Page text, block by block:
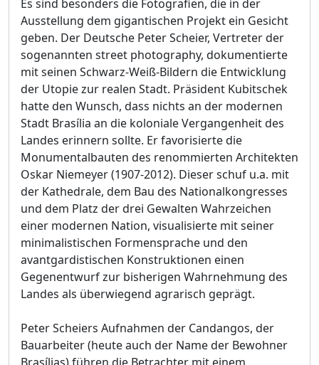
Es sind besonders die Fotografien, die in der
Ausstellung dem gigantischen Projekt ein Gesicht
geben. Der Deutsche Peter Scheier, Vertreter der
sogenannten street photography, dokumentierte
mit seinen Schwarz-Weiß-Bildern die Entwicklung
der Utopie zur realen Stadt. Präsident Kubitschek
hatte den Wunsch, dass nichts an der modernen
Stadt Brasília an die koloniale Vergangenheit des
Landes erinnern sollte. Er favorisierte die
Monumentalbauten des renommierten Architekten
Oskar Niemeyer (1907-2012). Dieser schuf u.a. mit
der Kathedrale, dem Bau des Nationalkongresses
und dem Platz der drei Gewalten Wahrzeichen
einer modernen Nation, visualisierte mit seiner
minimalistischen Formensprache und den
avantgardistischen Konstruktionen einen
Gegenentwurf zur bisherigen Wahrnehmung des
Landes als überwiegend agrarisch geprägt.
Peter Scheiers Aufnahmen der Candangos, der
Bauarbeiter (heute auch der Name der Bewohner